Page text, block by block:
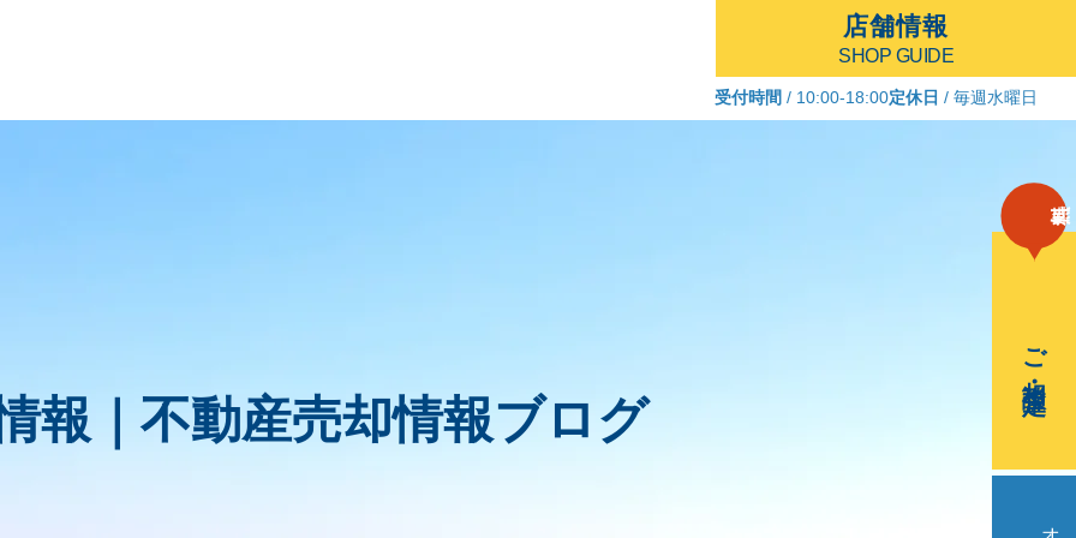
店舗情報
SHOP GUIDE
受付時間 / 10:00-18:00定休日 / 毎週水曜日
ご相談・査定
報｜不動産売却情報ブログ